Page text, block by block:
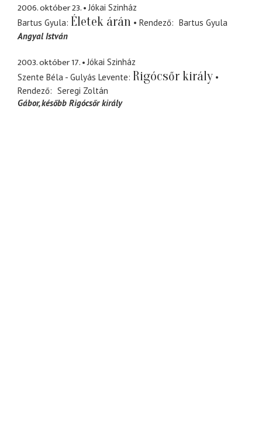
2006. október 23.
Jókai Szinház
Bartus Gyula Életek árán Rendező
Bartus Gyula
Angyal István
2003. október 17.
Jókai Szinház
Szente Béla - Gulyás Levente Rigócsőr király
Rendező
Seregi Zoltán
Gábor később Rigócsőr király